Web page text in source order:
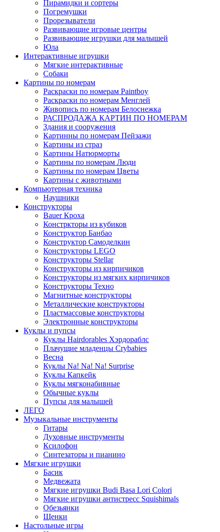
Пирамидки и сортеры
Погремушки
Прорезыватели
Развивающие игровые центры
Развивающие игрушки для малышей
Юла
Интерактивные игрушки
Мягкие интерактивные
Собаки
Картины по номерам
Раскраски по номерам Paintboy
Раскраски по номерам Менглей
Живопись по номерам Белоснежка
РАСПРОДАЖА КАРТИН ПО НОМЕРАМ
Здания и сооружения
Картинны по номерам Пейзажи
Картины из страз
Картины Натюрморты
Картины по номерам Люди
Картины по номерам Цветы
Картины с животными
Компьютерная техника
Наушники
Конструкторы
Bauer Кроха
Констркторы из кубиков
Конструктор Банбао
Конструктор Самоделкин
Конструкторы LEGO
Конструкторы Stellar
Конструкторы из кирпичиков
Конструкторы из мягких кирпичиков
Конструкторы Техно
Магнитные конструкторы
Металлические конструкторы
Пластмассовые конструкторы
Электронные конструкторы
Куклы и пупсы
Куклы Hairdorables Хэрдораблс
Плачущие младенцы Crybabies
Весна
Куклы Na! Na! Na! Surprise
Куклы Капкейк
Куклы мягконабивные
Обычные куклы
Пупсы для малышей
ЛЕГО
Музыкальные инструменты
Гитары
Духовные инструменты
Ксилофон
Синтезаторы и пианино
Мягкие игрушки
Басик
Медвежата
Мягкие игрушки Budi Basa Lori Colori
Мягкие игрушки антистресс Squishimals
Обезьянки
Щенки
Настольные игры